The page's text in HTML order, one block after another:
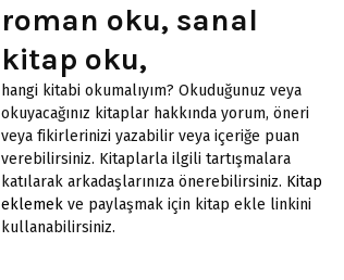
roman oku, sanal
kitap oku,
hangi kitabi okumalıyım? Okuduğunuz veya
okuyacağınız kitaplar hakkında yorum, öneri
veya fikirlerinizi yazabilir veya içeriğe puan
verebilirsiniz. Kitaplarla ilgili tartışmalara
katılarak arkadaşlarınıza önerebilirsiniz. Kitap
eklemek ve paylaşmak için kitap ekle linkini
kullanabilirsiniz.